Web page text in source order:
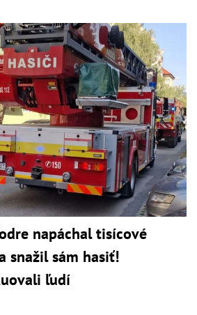
napáchal tisícové
snažil sám hasiť!
ľudí